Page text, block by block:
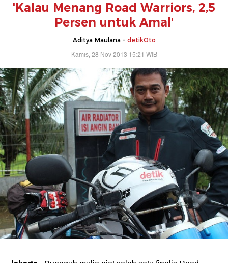
'Kalau Menang Road Warriors, 2,5
Persen untuk Amal'
Aditya Maulana - detikOto
Kamis, 28 Nov 2013 15:21 WIB